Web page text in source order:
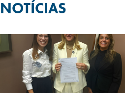
NOTÍCIAS